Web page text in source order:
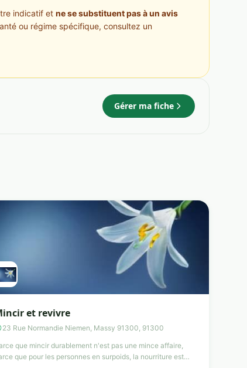
indicatif et ne se substituent pas à un avis
ou régime spécifique, consultez un
Gérer ma fiche
et revivre
23 Rue Normandie Niemen, Massy 91300, 91300
que mincir durablement n'est pas une mince affaire,
que pour les personnes en surpoids, la nourriture est